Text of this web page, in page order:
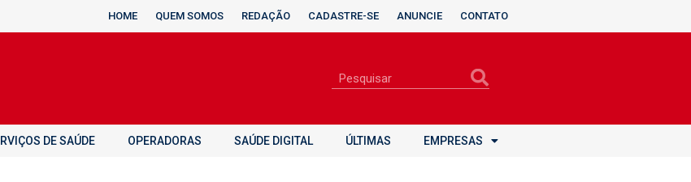
HOME QUEM SOMOS REDAÇÃO CADASTRE-SE ANUNCIE CONTATO
DE SAÚDE OPERADORAS SAÚDE DIGITAL ÚLTIMAS EMPRESAS